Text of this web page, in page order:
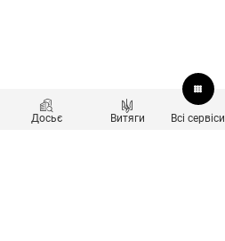
Досьє Витяги Всі сервіси